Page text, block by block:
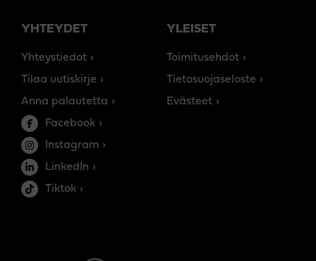
YHTEYDET
Yhteystiedot
Tilaa uutiskirje
Anna palautetta
Facebook
Instagram
LinkedIn
Tiktok
YLEISET
Toimitusehdot
Tietosuojaseloste
Evästeet